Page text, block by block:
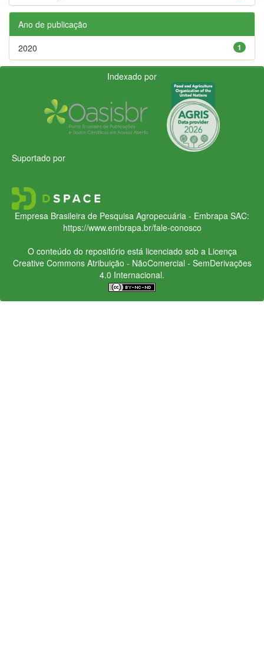
Ano de publicação
1
2020
Indexado por
Suportado por
Empresa Brasileira de Pesquisa Agropecuária - Embrapa SAC:
https://www.embrapa.br/fale-conosco
O conteúdo do repositório está licenciado sob a Licença
Creative CommonsAtribuição - NãoComercial - SemDerivações
4.0 Internacional.